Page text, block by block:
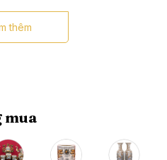
đế gỗ)
thêm
mua